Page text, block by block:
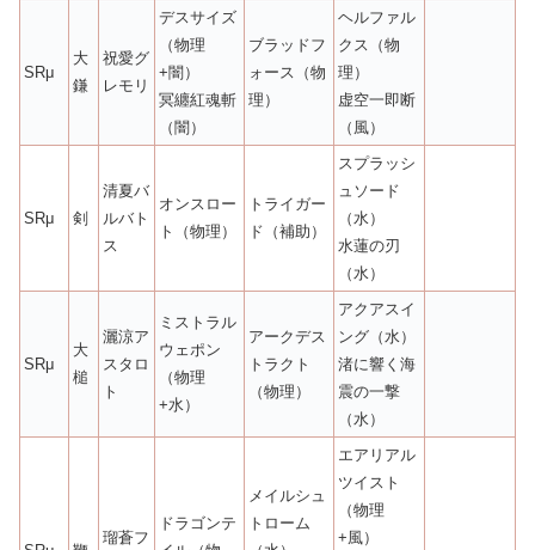
SRμ
大
鎌
祝愛グ
レモリ
デスサイズ
（物理
+闇）
冥纏紅魂斬
（闇）
ブラッドフ
ォース（物
理）
ヘルファル
クス（物
理）
虚空一即断
（風）
SRμ 剣
清夏バ
ルバト
ス
オンスロー
ト（物理）
トライガー
ド（補助）
スプラッシ
ュソード
（水）
水蓮の刃
（水）
SRμ
大
槌
灑涼ア
スタロ
ト
ミストラル
ウェポン
（物理
+水）
アークデス
トラクト
（物理）
アクアスイ
ング（水）
渚に響く海
震の一撃
（水）
瑠蒼フ
ドラゴンテ
メイルシュ
トローム
エアリアル
ツイスト
（物理
+風）